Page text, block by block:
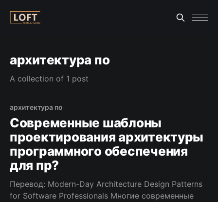
архитектура по
A collection of 1 post
архитектура по
Современные шаблоны
проектирования архитектуры
программного обеспечения
для пр?
Перевод: Modern-Day Architecture Design Patterns
for Software Professionals Многие современные